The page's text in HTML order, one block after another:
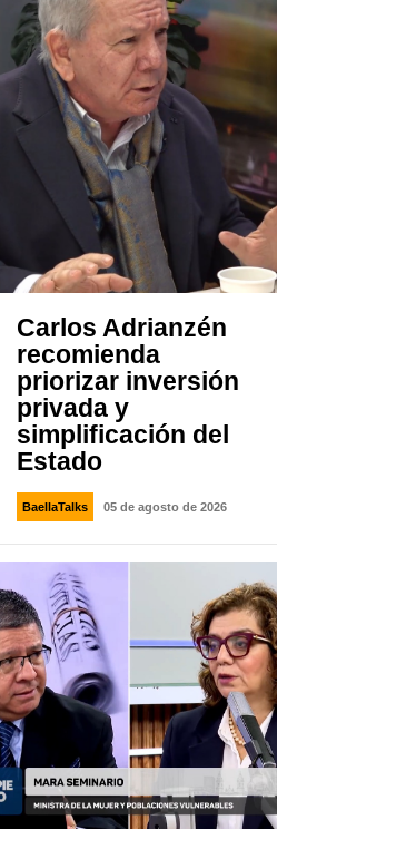
Carlos Adrianzén
recomienda
priorizar inversión
privada y
simplificación del
Estado
BaellaTalks 05 de agosto de 2026